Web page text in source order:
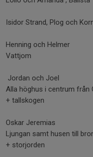
Isidor Strand, Plog och
Henning och Helmer
Vattjom
Jordan och Joel
Alla höghus i centrum från
+ tallskogen
Oskar Jeremias
Ljungan samt husen till
+ storjorden